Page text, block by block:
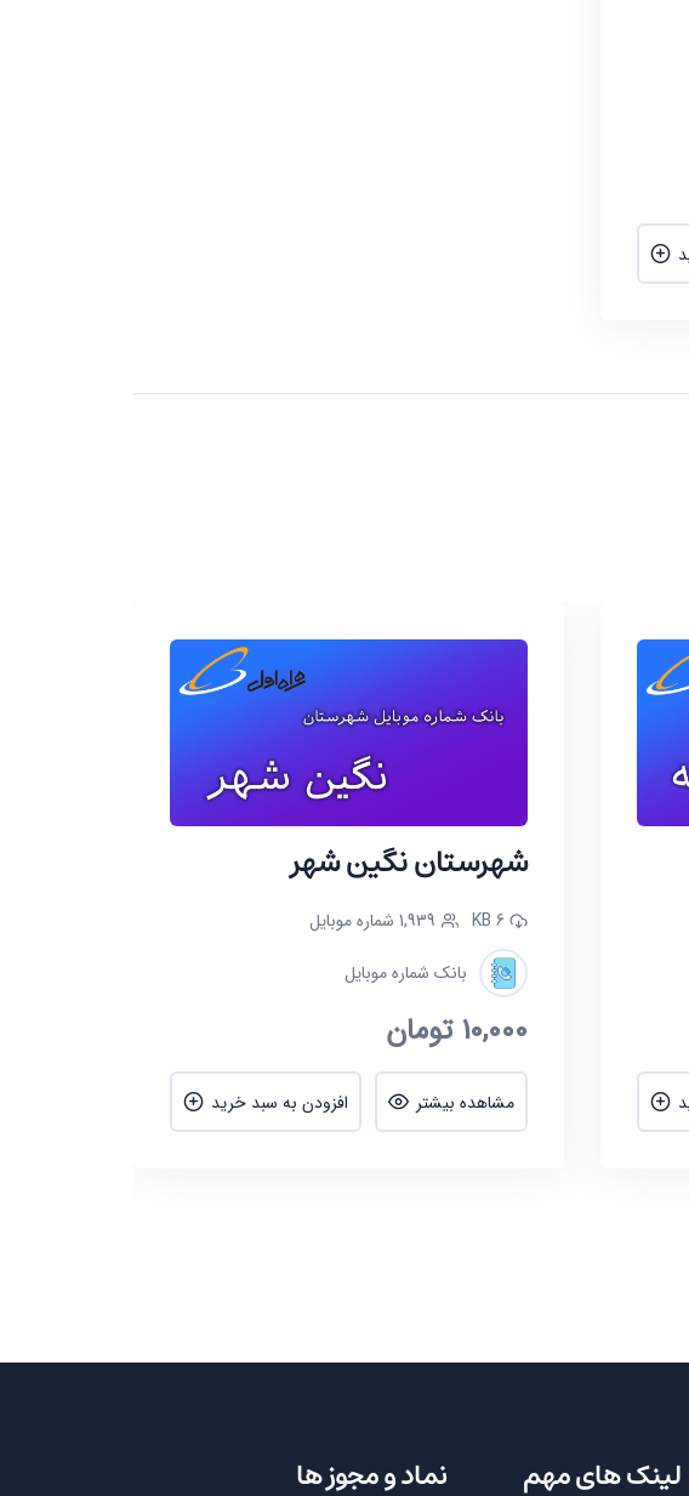
شهرستان نگین شهر
6 KB
1,939 شماره موبایل
بانک شماره موبایل
10,000تومان
مشاهده بیشتر افزودن به سبد خرید
لینک های مهم نماد و مجوز ها